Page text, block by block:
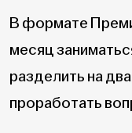
В формате
месяц
разделить на
проработать